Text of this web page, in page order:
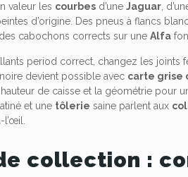
valeur les courbes d’uneJaguar ,
d’origine. Des pneus à flancs
des cabochons corrects sur uneAlfa
period correct, changez les joints
noire devient possible avec carte grise
hauteur de caisse et la géométrie pour
et une tôlerie saine parlent aux
collection :